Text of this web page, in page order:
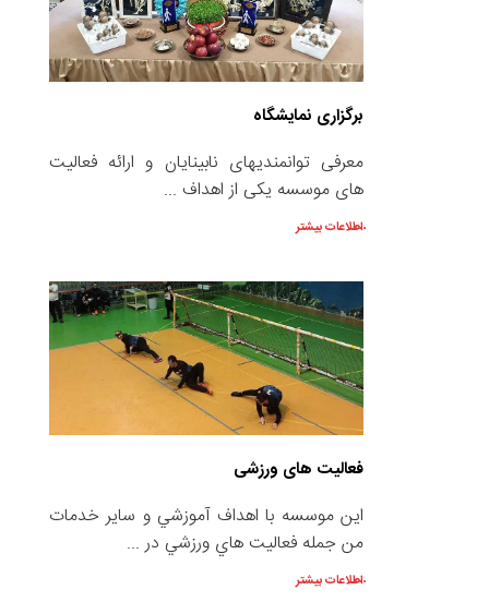
برگزاری نمایشگاه
معرفی توانمندیهای نابینایان و ارائه فعالیت
های موسسه یکی از اهداف ...
اطلاعات بیشتر
فعالیت های ورزشی
این موسسه با اهداف آموزشي و ساير خدمات
من جمله فعاليت هاي ورزشي در ...
اطلاعات بیشتر